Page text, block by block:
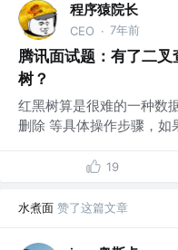
程序猿院长
CEO · 7年前
腾讯面试题：有了二
树？
红黑树算是很难的一种数
删除 等具体操作步骤，如
19
水煮面 赞了这篇文章